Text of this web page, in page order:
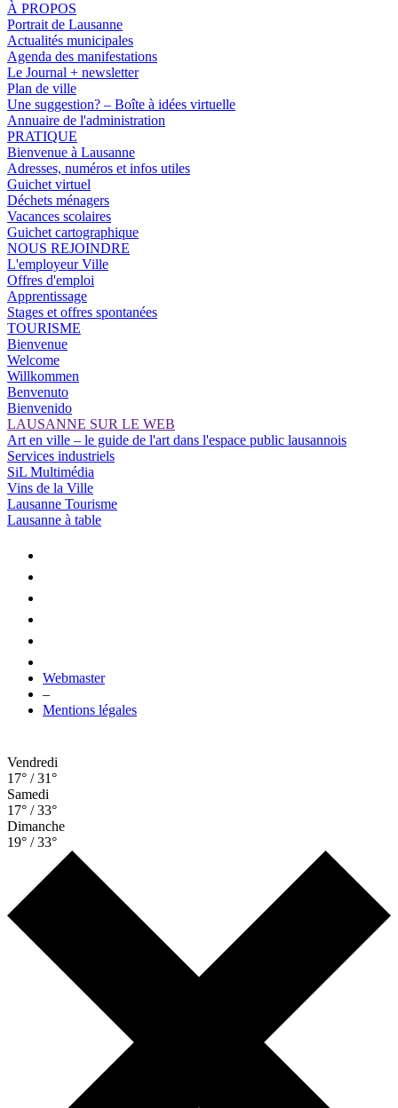
À PROPOS
Portrait de Lausanne
Actualités municipales
Agenda des manifestations
Le Journal + newsletter
Plan de ville
Une suggestion? – Boîte à idées virtuelle
Annuaire de l'administration
PRATIQUE
Bienvenue à Lausanne
Adresses, numéros et infos utiles
Guichet virtuel
Déchets ménagers
Vacances scolaires
Guichet cartographique
NOUS REJOINDRE
L'employeur Ville
Offres d'emploi
Apprentissage
Stages et offres spontanées
TOURISME
Bienvenue
Welcome
Willkommen
Benvenuto
Bienvenido
LAUSANNE SUR LE WEB
Art en ville – le guide de l'art dans l'espace public lausannois
Services industriels
SiL Multimédia
Vins de la Ville
Lausanne Tourisme
Lausanne à table
Webmaster
–
Mentions légales
Vendredi
17° / 31°
Samedi
17° / 33°
Dimanche
19° / 33°